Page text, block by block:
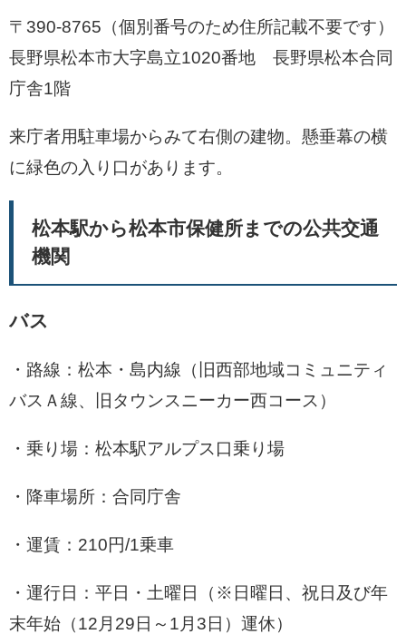
〒390-8765（個別番号のため住所記載不要です）
長野県松本市大字島立1020番地 長野県松本合同
庁舎1階
来庁者用駐車場からみて右側の建物。懸垂幕の横
に緑色の入り口があります。
松本駅から松本市保健所までの公共交通
機関
バス
・路線：松本・島内線（旧西部地域コミュニティ
バスＡ線、旧タウンスニーカー西コース）
・乗り場：松本駅アルプス口乗り場
・降車場所：合同庁舎
・運賃：210円/1乗車
・運行日：平日・土曜日（※日曜日、祝日及び年
末年始（12月29日～1月3日）運休）